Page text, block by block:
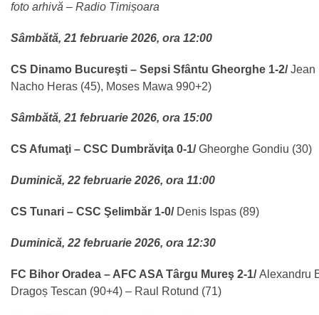
foto arhivă – Radio Timișoara
Sâmbătă, 21 februarie 2026, ora 12:00
CS Dinamo Bucureşti – Sepsi Sfântu Gheorghe 1-2/Jean
Nacho Heras (45), Moses Mawa 990+2)
Sâmbătă, 21 februarie 2026, ora 15:00
CS Afumaţi – CSC Dumbrăviţa 0-1/Gheorghe Gondiu (30)
Duminică, 22 februarie 2026, ora 11:00
CS Tunari – CSC Şelimbăr 1-0/ Denis Ispas (89)
Duminică, 22 februarie 2026, ora 12:30
FC Bihor Oradea – AFC ASA Târgu Mureş 2-1/Alexandru
Dragoș Tescan (90+4) – Raul Rotund (71)